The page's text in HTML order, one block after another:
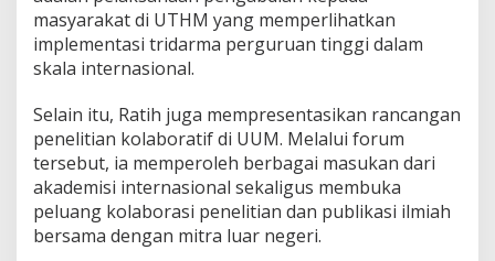
u
S
D
M
masyarakat di UTHM yang memperlihatkan
implementasi tridarma perguruan tinggi dalam
skala internasional.
Selain itu, Ratih juga mempresentasikan rancangan
penelitian kolaboratif di UUM. Melalui forum
tersebut, ia memperoleh berbagai masukan dari
akademisi internasional sekaligus membuka
peluang kolaborasi penelitian dan publikasi ilmiah
bersama dengan mitra luar negeri.